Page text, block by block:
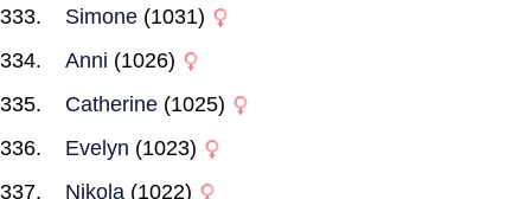
Simone (1031)
Anni (1026)
Catherine (1025)
Evelyn (1023)
Nikola (1022)